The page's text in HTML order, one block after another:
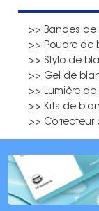
>> Bandes
>> Poudre de
>> Stylo de
>> Gel de
>> Lumière
>> Kits de
>> Correcteur